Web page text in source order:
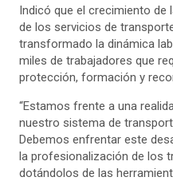
Indicó que el crecimiento
de los servicios de
transformado la dinámica
miles de trabajadores que
protección, formación y
“Estamos frente a una
nuestro sistema de
Debemos enfrentar este
la profesionalización de los
dotándolos de las